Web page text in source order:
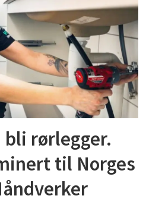
rørlegger.
til Norges